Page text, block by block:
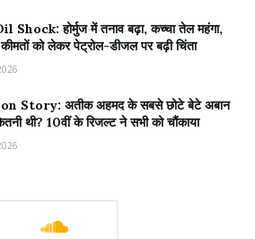
Shock: होर्मुज में तनाव बढ़ा, कच्चा तेल महंगा,
को लेकर पेट्रोल-डीजल पर बढ़ी चिंता
Story: अतीक अहमद के सबसे छोटे बेटे अबान
थी? 10वीं के रिजल्ट ने सभी को चौंकाया